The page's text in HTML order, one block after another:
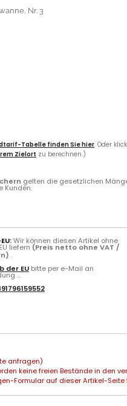
Nr. 3
Tabelle finden Sie hier. Oder
Zielort zu berechnen.)
gelten die gesetzlichen
Kunden.
Wir können diesen Artikel ohne
liefern (Preis netto ohne VAT /
.
der EU bitte per e-Mail an
...
anfragen)
keine freien Bestände in den
Formular auf dieser Artikel-Seite